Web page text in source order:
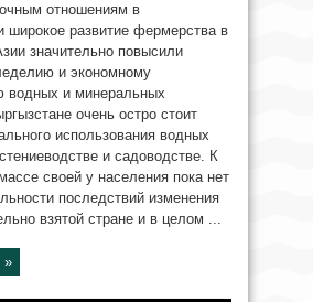
отношениям в
широкое развитие фермерства в
значительно повысили
и экономному
водных и минеральных
очень остро стоит
использования водных
и садоводстве. К
своей у населения пока нет
последствий изменения
взятой стране и в целом ...
»